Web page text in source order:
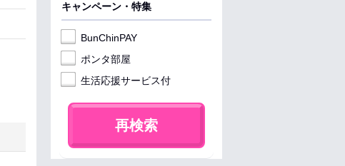
キャンペーン・特集
BunChinPAY
ポンタ部屋
生活応援サービス付
再検索